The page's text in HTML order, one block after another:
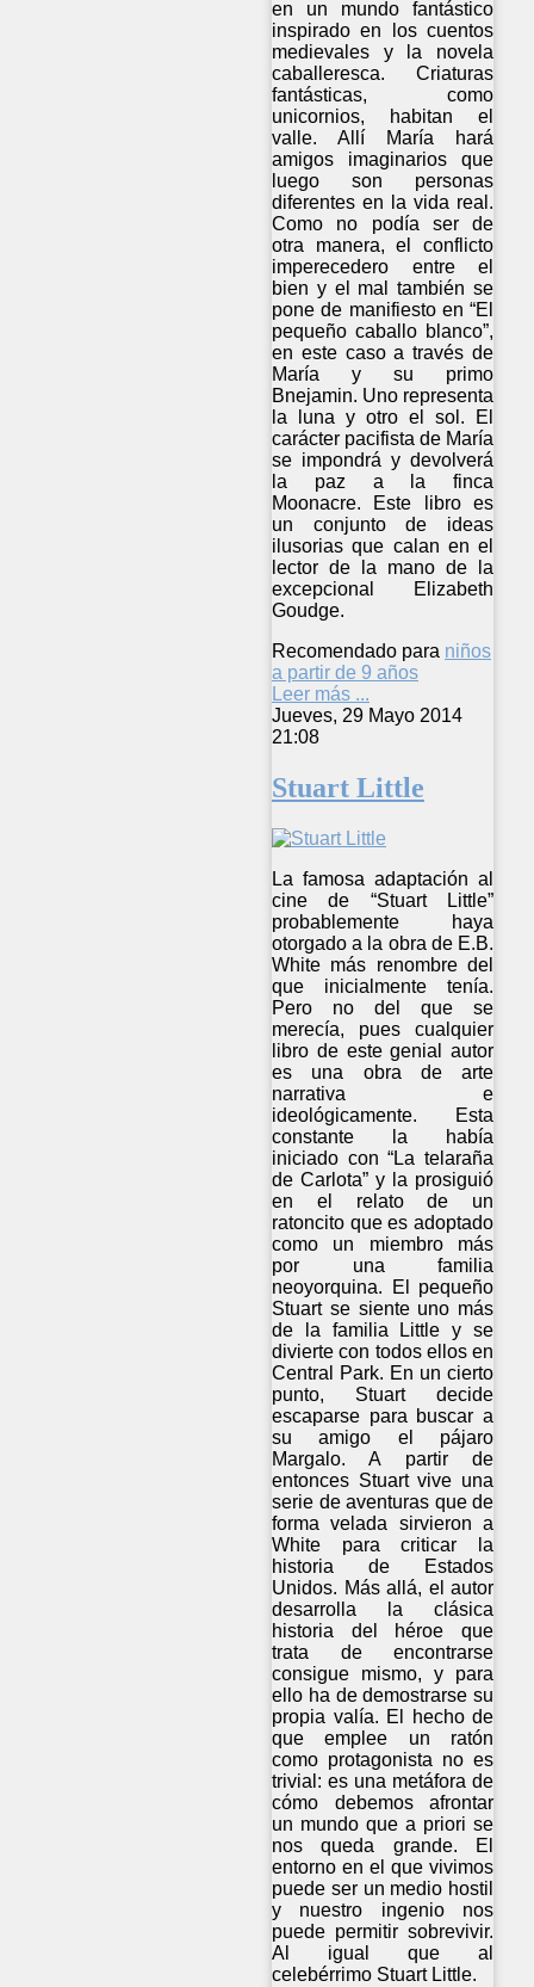
en un mundo fantástico
inspirado en los cuentos
medievales y la novela
caballeresca. Criaturas
fantásticas, como
unicornios, habitan el
valle. Allí María hará
amigos imaginarios que
luego son personas
diferentes en la vida real.
Como no podía ser de
otra manera, el conflicto
imperecedero entre el
bien y el mal también se
pone de manifiesto en “El
pequeño caballo blanco”,
en este caso a través de
María y su primo
Bnejamin. Uno representa
la luna y otro el sol. El
carácter pacifista de María
se impondrá y devolverá
la paz a la finca
Moonacre. Este libro es
un conjunto de ideas
ilusorias que calan en el
lector de la mano de la
excepcional Elizabeth
Goudge.
Recomendado para niños
a partir de 9 años
Leer más ...
Jueves, 29 Mayo 2014
21:08
Stuart Little
La famosa adaptación al
cine de “Stuart Little”
probablemente haya
otorgado a la obra de E.B.
White más renombre del
que inicialmente tenía.
Pero no del que se
merecía, pues cualquier
libro de este genial autor
es una obra de arte
narrativa e
ideológicamente. Esta
constante la había
iniciado con “La telaraña
de Carlota” y la prosiguió
en el relato de un
ratoncito que es adoptado
como un miembro más
por una familia
neoyorquina. El pequeño
Stuart se siente uno más
de la familia Little y se
divierte con todos ellos en
Central Park. En un cierto
punto, Stuart decide
escaparse para buscar a
su amigo el pájaro
Margalo. A partir de
entonces Stuart vive una
serie de aventuras que de
forma velada sirvieron a
White para criticar la
historia de Estados
Unidos. Más allá, el autor
desarrolla la clásica
historia del héroe que
trata de encontrarse
consigue mismo, y para
ello ha de demostrarse su
propia valía. El hecho de
que emplee un ratón
como protagonista no es
trivial: es una metáfora de
cómo debemos afrontar
un mundo que a priori se
nos queda grande. El
entorno en el que vivimos
puede ser un medio hostil
y nuestro ingenio nos
puede permitir sobrevivir.
Al igual que al
celebérrimo Stuart Little.